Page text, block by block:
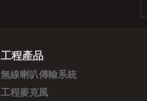
工程產品
無線喇叭傳輸系統
工程麥克風